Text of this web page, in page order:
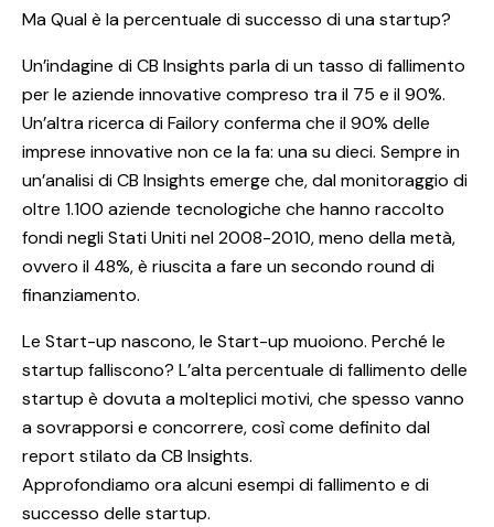
Ma Qual è la percentuale di successo di una startup?
Un’indagine di CB Insights parla di un tasso di fallimento
per le aziende innovative compreso tra il 75 e il 90%.
Un’altra ricerca di Failory conferma che il 90% delle
imprese innovative non ce la fa: una su dieci. Sempre in
un’analisi di CB Insights emerge che, dal monitoraggio di
oltre 1.100 aziende tecnologiche che hanno raccolto
fondi negli Stati Uniti nel 2008-2010, meno della metà,
ovvero il 48%, è riuscita a fare un secondo round di
finanziamento.
Le Start-up nascono, le Start-up muoiono. Perché le
startup falliscono? L’alta percentuale di fallimento delle
startup è dovuta a molteplici motivi, che spesso vanno
a sovrapporsi e concorrere, così come definito dal
report stilato da CB Insights.
Approfondiamo ora alcuni esempi di fallimento e di
successo delle startup.